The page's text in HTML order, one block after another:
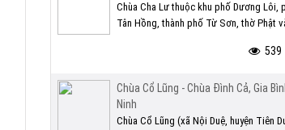
Chùa Cha Lư thuộc khu phố Dương Lôi,
Tân Hồng, thành phố Từ Sơn, thờ Phật
539
Chùa Cổ Lũng - Chùa Đình Cả, Gia
Ninh
Chùa Cổ Lũng (xã Nội Duệ, huyện Tiên